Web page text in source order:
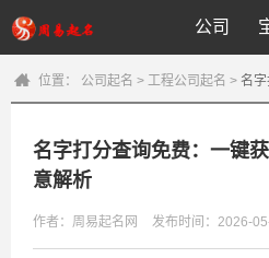
公司
位置： 公司起名 > 工程公司起名 > 名
名字打分查询免费：一键
意解析
作者：周易起名网 发布时间：2026-